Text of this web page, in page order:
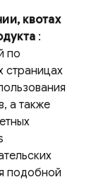
квотах
:
по
страницах
а также
подобной